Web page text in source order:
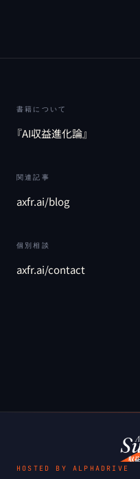
書籍について
『AI収益進化論』
関連記事
axfr.ai/blog
個別相談
axfr.ai/contact
HOSTED BY ALPHADRIVE